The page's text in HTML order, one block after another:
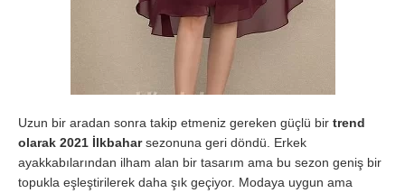
Uzun bir aradan sonra takip etmeniz gereken güçlü bir trend
olarak 2021 İlkbaharsezonuna geri döndü. Erkek
ayakkabılarından ilham alan bir tasarım ama bu sezon geniş bir
topukla eşleştirilerek daha şık geçiyor. Modaya uygun ama